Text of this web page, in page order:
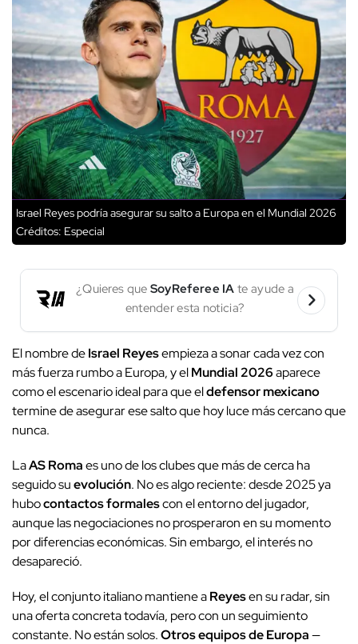
Israel Reyes podría asegurar su salto a Europa en el Mundial 2026
Créditos: Especial
¿Quieres que SoyReferee IA te ayude a
entender esta noticia?
El nombre deIsrael Reyesempieza a sonar cada vez con
más fuerza rumbo a Europa, y elMundial 2026aparece
como el escenario ideal para que eldefensor mexicano
termine de asegurar ese salto que hoy luce más cercano que
nunca.
LaAS Romaes uno de los clubes que más de cerca ha
seguido suevolución. No es algo reciente: desde 2025 ya
hubocontactos formalescon el entorno del jugador,
aunque las negociaciones no prosperaron en su momento
por diferencias económicas. Sin embargo, el interés no
desapareció.
Hoy, el conjunto italiano mantiene aReyesen su radar, sin
una oferta concreta todavía, pero con un seguimiento
constante. No están solos.Otros equipos de Europa—